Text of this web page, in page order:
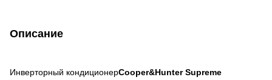
Описание
Инверторный кондиционерCooper&Hunter Supreme